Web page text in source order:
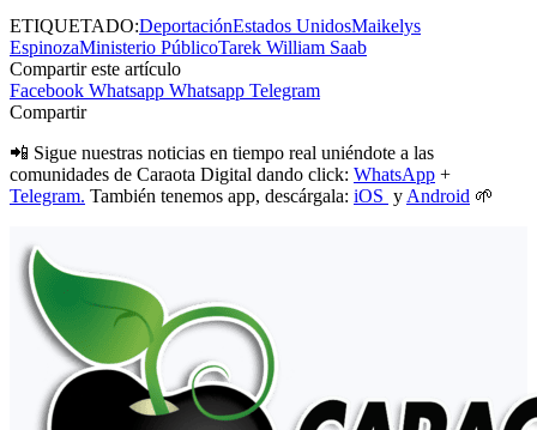
ETIQUETADO:DeportaciónEstados UnidosMaikelys
EspinozaMinisterio PúblicoTarek William Saab
Compartir este artículo
Facebook Whatsapp Whatsapp Telegram
Compartir
📲 Sigue nuestras noticias en tiempo real uniéndote a las
comunidades de Caraota Digital dando click: WhatsApp +
Telegram. También tenemos app, descárgala: iOS y Android 🌱